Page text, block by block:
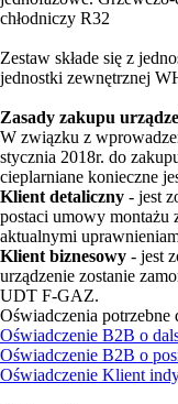
chłodniczy R32
Zestaw składe się z
jednostki zewnętrznej
Zasady zakupu
W związku z
stycznia 2018r. do
cieplarniane konieczne
Klient detaliczny - jest
postaci umowy montażu
aktualnymi
Klient biznesowy - jest
urządzenie zostanie
UDT F-GAZ.
Oświadczenia
Oświadczenie B2B o
Oświadczenie B2B o
Oświadczenie Klient